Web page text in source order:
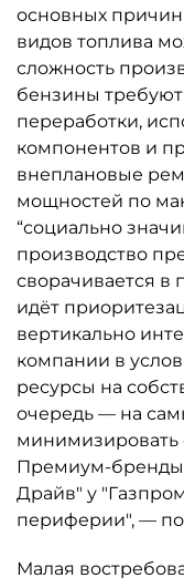
основных
видов топлива
сложность
бензины
переработки,
компонентов и
внеплановые
мощностей по
“социально
производство
сворачивается в
идёт
вертикально
компании в
ресурсы на
очередь — на
минимизировать
Премиум-бренды
Драйв" у
периферии", —
Малая